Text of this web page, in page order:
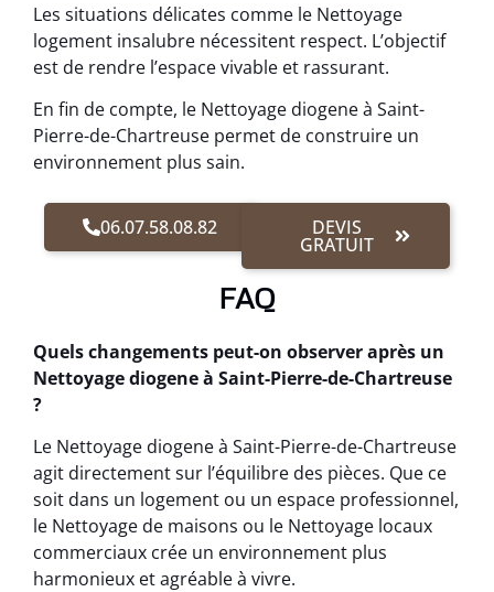
Les situations délicates comme le Nettoyage
logement insalubre nécessitent respect. L’objectif
est de rendre l’espace vivable et rassurant.
En fin de compte, le Nettoyage diogene à Saint-
Pierre-de-Chartreuse permet de construire un
environnement plus sain.
06.07.58.08.82 DEVIS
GRATUIT
FAQ
Quels changements peut-on observer après un
Nettoyage diogene à Saint-Pierre-de-Chartreuse
?
Le Nettoyage diogene à Saint-Pierre-de-Chartreuse
agit directement sur l’équilibre des pièces. Que ce
soit dans un logement ou un espace professionnel,
le Nettoyage de maisons ou le Nettoyage locaux
commerciaux crée un environnement plus
harmonieux et agréable à vivre.